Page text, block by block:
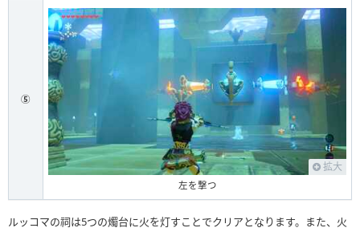
⑤
拡大
左を撃つ
ルッコマの祠は5つの燭台に火を灯すことでクリアとなります。また、火